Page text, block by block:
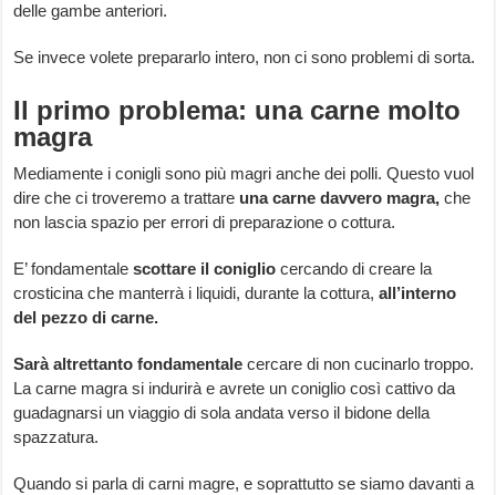
delle gambe anteriori.
Se invece volete prepararlo intero, non ci sono problemi di sorta.
Il primo problema: una carne molto
magra
Mediamente i conigli sono più magri anche dei polli. Questo vuol
dire che ci troveremo a trattare una carne davvero magra,che
non lascia spazio per errori di preparazione o cottura.
E’ fondamentalescottare il conigliocercando di creare la
crosticina che manterrà i liquidi, durante la cottura,all’interno
del pezzo di carne.
Sarà altrettanto fondamentalecercare di non cucinarlo troppo.
La carne magra si indurirà e avrete un coniglio così cattivo da
guadagnarsi un viaggio di sola andata verso il bidone della
spazzatura.
Quando si parla di carni magre, e soprattutto se siamo davanti a